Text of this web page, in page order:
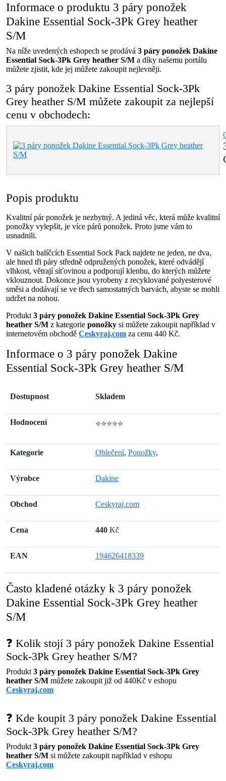
Informace o produktu 3 páry ponožek
Dakine Essential Sock-3Pk Grey heather
S/M
Na níže uvedených eshopech se prodává 3 páry ponožek Dakine
Essential Sock-3Pk Grey heather S/M a díky našemu portálu
můžete zjistit, kde jej můžete zakoupit nejlevněji.
3 páry ponožek Dakine Essential Sock-3Pk
Grey heather S/M můžete zakoupit za nejlepší
cenu v obchodech:
Popis produktu
Kvalitní pár ponožek je nezbytný. A jediná věc, která může kvalitní
ponožky vylepšit, je více párů ponožek. Proto jsme vám to
usnadnili.
V našich balíčcích Essential Sock Pack najdete ne jeden, ne dva,
ale hned tři páry středně odpružených ponožek, které odvádějí
vlhkost, větrají síťovinou a podporují klenbu, do kterých můžete
vklouznout. Dokonce jsou vyrobeny z recyklované polyesterové
směsi a dodávají se ve třech samostatných barvách, abyste se mohli
udržet na nohou.
Produkt 3 páry ponožek Dakine Essential Sock-3Pk Grey
heather S/M z kategorie ponožky si můžete zakoupit například v
internetovém obchodě Ceskyraj.com za cenu 440 Kč.
Informace o 3 páry ponožek Dakine
Essential Sock-3Pk Grey heather S/M
Dostupnost Skladem
Hodnocení ⭐⭐⭐⭐⭐
Kategorie Oblečení, Ponožky,
Výrobce Dakine
Obchod Ceskyraj.com
Cena 440 Kč
EAN 194626418339
Často kladené otázky k 3 páry ponožek
Dakine Essential Sock-3Pk Grey heather
S/M
❓ Kolik stojí 3 páry ponožek Dakine Essential
Sock-3Pk Grey heather S/M?
Produkt 3 páry ponožek Dakine Essential Sock-3Pk Grey
heather S/M můžete zakoupit již od 440Kč v eshopu
Ceskyraj.com
❓ Kde koupit 3 páry ponožek Dakine Essential
Sock-3Pk Grey heather S/M?
Produkt 3 páry ponožek Dakine Essential Sock-3Pk Grey
heather S/M si můžete zakoupit například v eshopu
Ceskyraj.com